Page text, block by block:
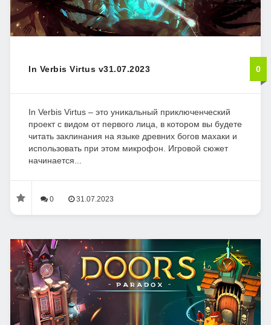
In Verbis Virtus v31.07.2023 0
In Verbis Virtus – это уникальный приключенческий
проект с видом от первого лица, в котором вы будете
читать заклинания на языке древних богов махаки и
использовать при этом микрофон. Игровой сюжет
начинается...
0 31.07.2023